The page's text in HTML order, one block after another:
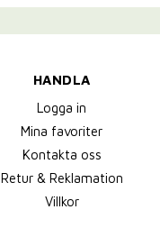
HANDLA
Logga in
Mina favoriter
Kontakta oss
Retur & Reklamation
Villkor